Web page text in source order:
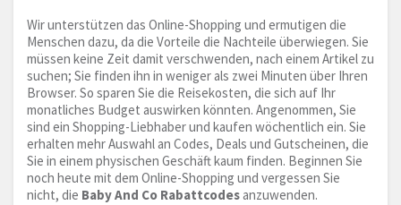
Wir unterstützen das Online-Shopping und ermutigen die
Menschen dazu, da die Vorteile die Nachteile überwiegen. Sie
müssen keine Zeit damit verschwenden, nach einem Artikel zu
suchen; Sie finden ihn in weniger als zwei Minuten über Ihren
Browser. So sparen Sie die Reisekosten, die sich auf Ihr
monatliches Budget auswirken könnten. Angenommen, Sie
sind ein Shopping-Liebhaber und kaufen wöchentlich ein. Sie
erhalten mehr Auswahl an Codes, Deals und Gutscheinen, die
Sie in einem physischen Geschäft kaum finden. Beginnen Sie
noch heute mit dem Online-Shopping und vergessen Sie
nicht, die Baby And Co Rabattcodes anzuwenden.